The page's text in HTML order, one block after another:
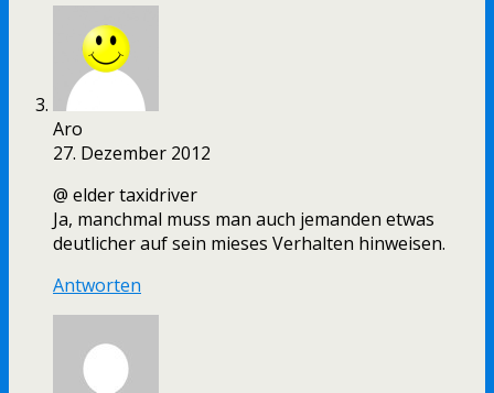
Aro
27. Dezember 2012
@ elder taxidriver
Ja, manchmal muss man auch jemanden etwas
deutlicher auf sein mieses Verhalten hinweisen.
Antworten